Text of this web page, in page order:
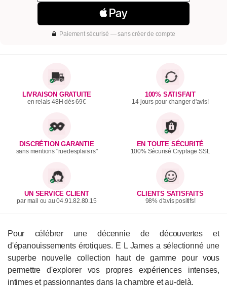
Paiement sécurisé — sans créer de compte
LIVRAISON GRATUITE
en relais 48H dès 69€
100% SATISFAIT
14 jours pour changer d'avis!
DISCRÉTION GARANTIE
sans mentions "ruedesplaisirs"
EN TOUTE SÉCURITÉ
100% Sécurisé Cryptage SSL
UN SERVICE CLIENT
par mail ou au 04.91.82.80.15
CLIENTS SATISFAITS
98% d'avis positifs!
Pour célébrer une décennie de découvertes et
d'épanouissements érotiques. E L James a sélectionné une
superbe nouvelle collection haut de gamme pour vous
permettre d'explorer vos propres expériences intenses,
intimes et passionnantes dans la chambre et au-delà.